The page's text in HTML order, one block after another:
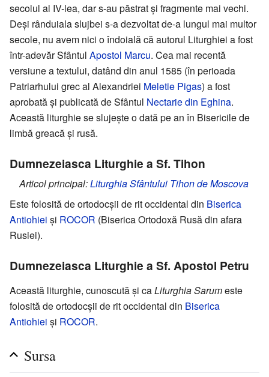
secolul al IV-lea, dar s-au păstrat și fragmente mai vechi.
Deși rânduiala slujbei s-a dezvoltat de-a lungul mai multor
secole, nu avem nici o îndoială că autorul Liturghiei a fost
într-adevăr Sfântul Apostol Marcu. Cea mai recentă
versiune a textului, datând din anul 1585 (în perioada
Patriarhului grec al Alexandriei Meletie Pigas) a fost
aprobată și publicată de Sfântul Nectarie din Eghina.
Această liturghie se slujește o dată pe an în Bisericile de
limbă greacă și rusă.
Dumnezeiasca Liturghie a Sf. Tihon
Articol principal:Liturghia Sfântului Tihon de Moscova
Este folosită de ortodocșii de rit occidental din Biserica
Antiohiei și ROCOR (Biserica Ortodoxă Rusă din afara
Rusiei).
Dumnezeiasca Liturghie a Sf. Apostol Petru
Această liturghie, cunoscută și caLiturghia Sarumeste
folosită de ortodocșii de rit occidental din Biserica
Antiohiei și ROCOR.
Sursa